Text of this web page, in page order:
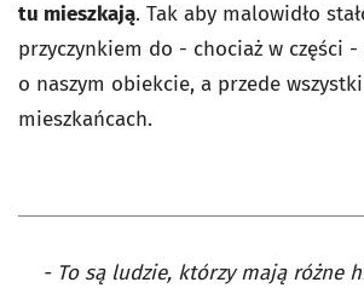
tu mieszkają. Tak aby malowidło
przyczynkiem do - chociaż w części
o naszym obiekcie, a przede
mieszkańcach.
- To są ludzie, którzy mają różne